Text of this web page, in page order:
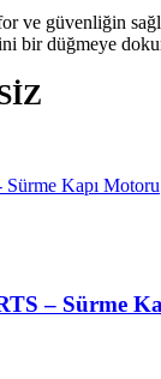
ve güvenliğin
bir düğmeye
– Sürme